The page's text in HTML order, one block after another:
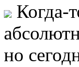
Когда-
но